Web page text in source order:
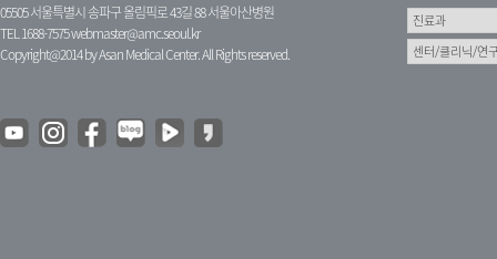
05505 서울특별시 송파구 올림픽로 43길 88 서울아산병원
TEL 1688-7575webmaster@amc.seoul.kr
Copyright@2014 by Asan Medical Center. All Rights reserved.